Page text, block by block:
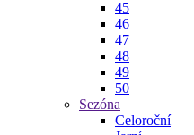
45
46
47
48
49
50
Sezóna
Celoroční